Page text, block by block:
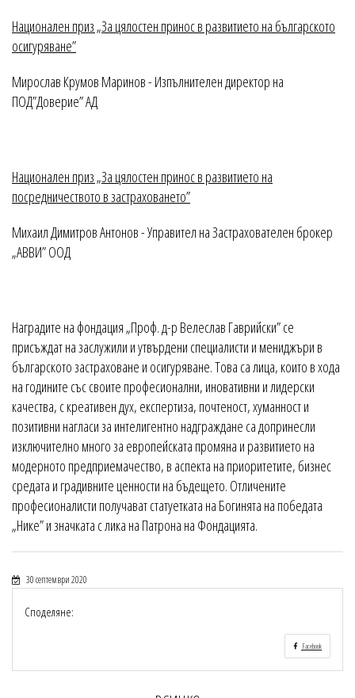
Национален приз „За цялостен принос в развитието на българското
осигуряване”
Мирослав Крумов Маринов - Изпълнителен директор на
ПОД”Доверие” АД
Национален приз „За цялостен принос в развитието на
посредничеството в застраховането”
Михаил Димитров Антонов - Управител на Застрахователен брокер
„АВВИ” ООД
Наградите на фондация „Проф. д-р Велеслав Гаврийски” се
присъждат на заслужили и утвърдени специалисти и мениджъри в
българското застраховане и осигуряване. Това са лица, които в хода
на годините със своите професионални, иновативни и лидерски
качества, с креативен дух, експертиза, почтеност, хуманност и
позитивни нагласи за интелигентно надграждане са допринесли
изключително много за европейската промяна и развитието на
модерното предприемачество, в аспекта на приоритетите, бизнес
средата и градивните ценности на бъдещето. Отличените
професионалисти получават статуетката на Богинята на победата
„Нике” и значката с лика на Патрона на Фондацията.
30 септември 2020
Споделяне:
Facebook